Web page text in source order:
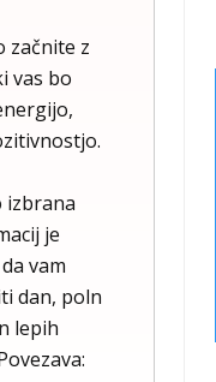
začnite z
vas bo
izbrana
je
vam
dan, poln
lepih